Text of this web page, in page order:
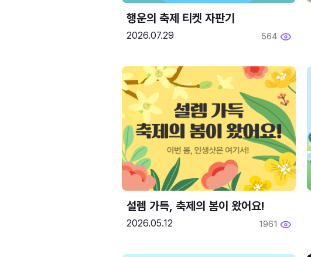
행운의 축제 티켓 자판기
2026.07.29 564
설렘 가득, 축제의 봄이 왔어요!
2026.05.12 1961